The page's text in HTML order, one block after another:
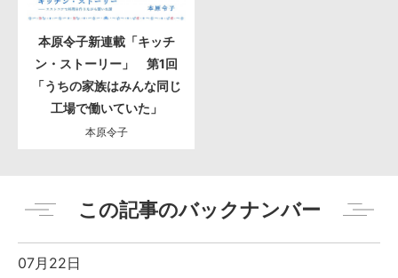
本原令子新連載「キッチ
ン・ストーリー」 第1回
「うちの家族はみんな同じ
工場で働いていた」
本原令子
この記事のバックナンバー
07月22日